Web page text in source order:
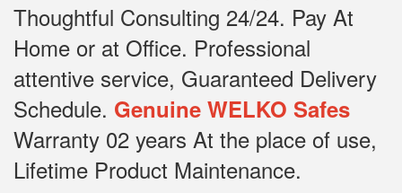
Thoughtful Consulting 24/24. Pay At
Home or at Office. Professional
attentive service, Guaranteed Delivery
Schedule. Genuine WELKO Safes
Warranty 02 years At the place of use,
Lifetime Product Maintenance.